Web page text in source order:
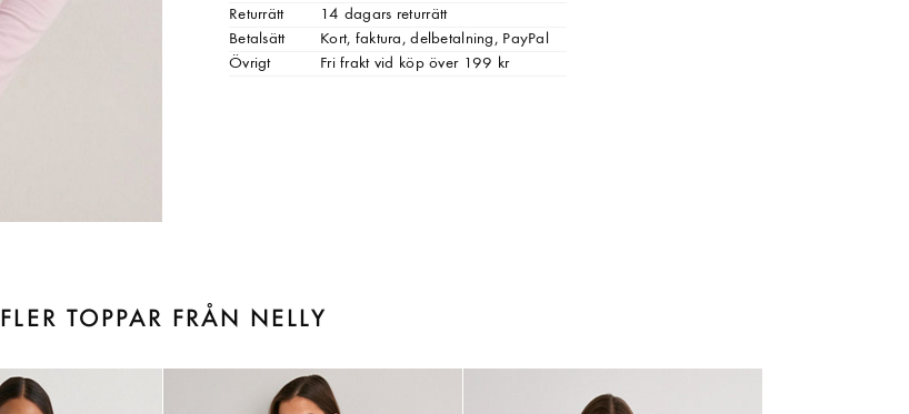
Returrätt
14 dagars returrätt
Betalsätt
Kort, faktura, delbetalning, PayPal
Övrigt
Fri frakt vid köp över 199 kr
FLER TOPPAR FRÅN NELLY